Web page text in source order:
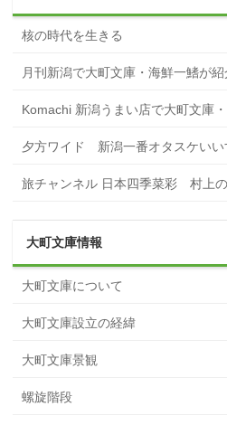
核の時代を生きる
月刊新潟で大町文庫・海鮮一鰭が
Komachi 新潟うまい店で大町文庫
夕方ワイド 新潟一番オタスケいい
旅チャンネル 日本四季菜彩 村上
大町文庫情報
大町文庫について
大町文庫設立の経緯
大町文庫景観
螺旋階段